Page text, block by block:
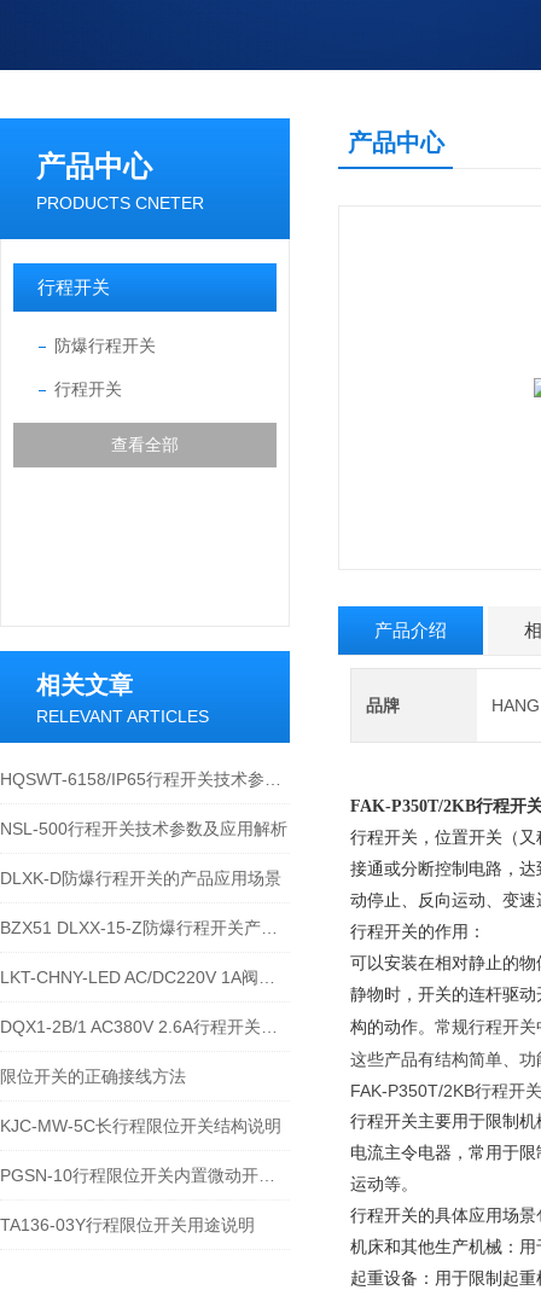
产品中心
PRODUCTS CNETER
行程开关
防爆行程开关
行程开关
查看全部
相关文章
RELEVANT ARTICLES
NSL-500行程开关技术参数及应用解析
DLXK-D防爆行程开关的产品应用场景
限位开关的正确接线方法
KJC-MW-5C长行程限位开关结构说明
TA136-03Y行程限位开关用途说明
产品中心
产品介绍
品牌
FAK-P350T/2KB行程开
行程开关，位置开关（
接通或分断控制电路，
动停止、反向运动、变
行程开关的作用：
可以安装在相对静止的
静物时，开关的连杆驱
构的动作。 常规行程开
这些产品有结构简单、
FAK-P350T/2KB行程开
行程开关主要用于限制
电流主令电器，常用于
运动等。‌
行程开关的具体应用场景
机床和其他生产机械‌：
起重设备‌：用于限制起